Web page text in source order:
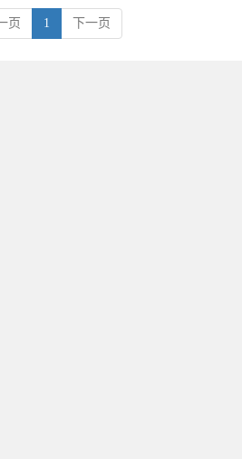
页 1 下一页